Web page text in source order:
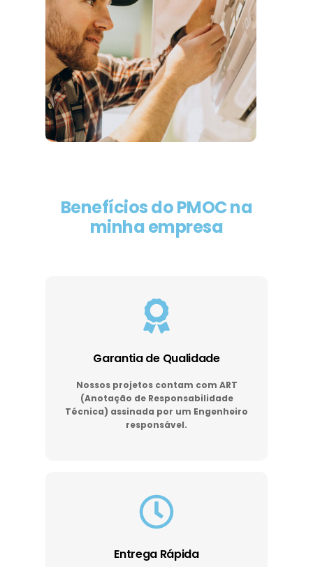
Benefícios do PMOC na
minha empresa
Garantia de Qualidade
Nossos projetos contam com ART
(Anotação de Responsabilidade
Técnica) assinada por um Engenheiro
responsável.
Entrega Rápida